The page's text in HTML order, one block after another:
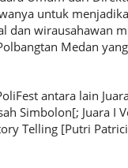
untuk
dan wirausahawan
Medan
antara lain
Simbolon[; Juara I
Telling [Putri